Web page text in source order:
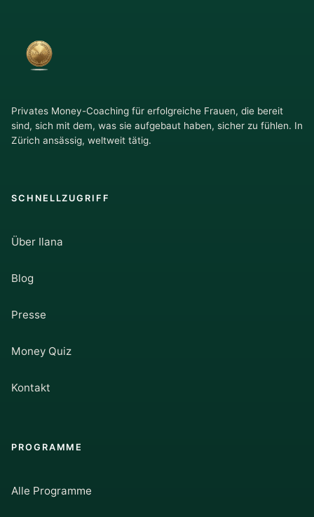
Privates Money-Coaching für erfolgreiche Frauen, die bereit
sind, sich mit dem, was sie aufgebaut haben, sicher zu fühlen. In
Zürich ansässig, weltweit tätig.
SCHNELLZUGRIFF
Über Ilana
Blog
Presse
Money Quiz
Kontakt
PROGRAMME
Alle Programme